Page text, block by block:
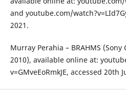
and youtube.com/
2021.
Murray Perahia – BRAHMS (Sony
2010), available online at:
v=GMveEoRmkJE, accessed 20th